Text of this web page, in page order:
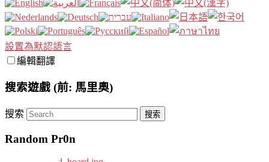
設置為默認語言
編輯翻譯
搜索遊戲 (前: 馬里奧)
搜索
Random Pr0n